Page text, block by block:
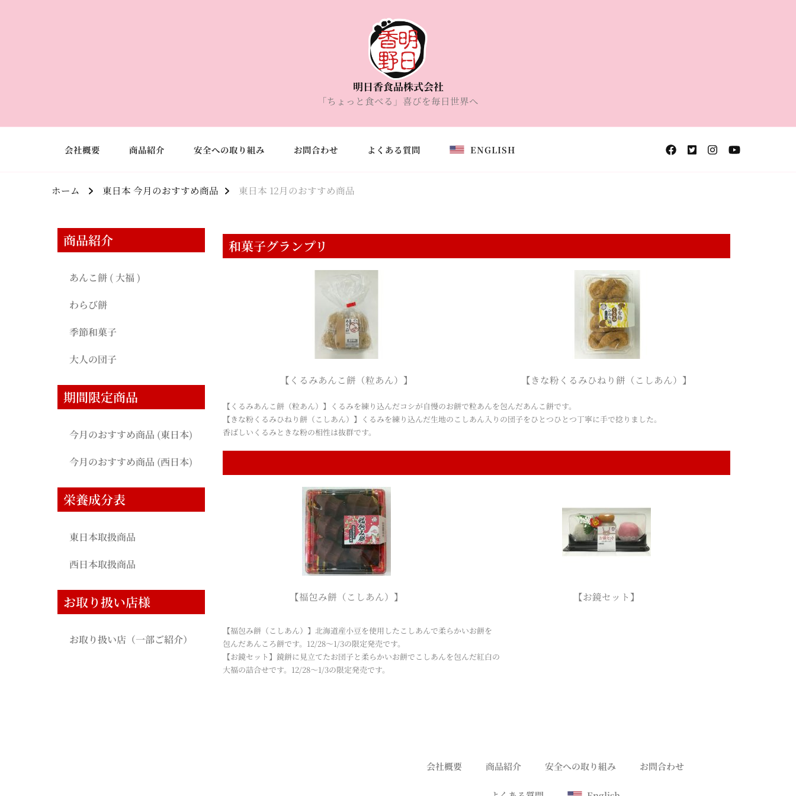
明日香食品株式会社
「ちょっと食べる」喜びを毎日世界へ
会社概要 商品紹介 安全への取り組み お問合わせ よくある質問 ENGLISH
ホーム 東日本 今月のおすすめ商品 東日本 12月のおすすめ商品
商品紹介
あんこ餅 ( 大福 )
わらび餅
季節和菓子
大人の団子
期間限定商品
今月のおすすめ商品 (東日本)
今月のおすすめ商品 (西日本)
栄養成分表
東日本取扱商品
西日本取扱商品
お取り扱い店様
お取り扱い店（一部ご紹介）
和菓子グランプリ
【くるみあんこ餅（粒あん）】 【きな粉くるみひねり餅（こしあん）】
【くるみあんこ餅（粒あん）】くるみを練り込んだコシが自慢のお餅で粒あんを包んだあんこ餅です。
【きな粉くるみひねり餅（こしあん）】くるみを練り込んだ生地のこしあん入りの団子をひとつひとつ丁寧に手で捻りました。
香ばしいくるみときな粉の相性は抜群です。
【福包み餅（こしあん）】 【お鏡セット】
【福包み餅（こしあん）】北海道産小豆を使用したこしあんで柔らかいお餅を
包んだあんころ餅です。12/28～1/3の限定発売です。
【お鏡セット】鏡餅に見立てたお団子と柔らかいお餅でこしあんを包んだ紅白の
大福の詰合せです。12/28～1/3の限定発売です。
会社概要 商品紹介 安全への取り組み お問合わせ